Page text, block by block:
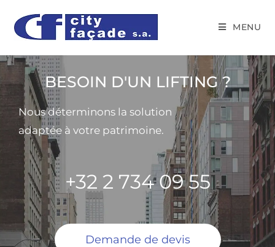
MENU
BESOIN D'UN LIFTING ?
Nous déterminons la solution
adaptée à votre patrimoine.
+32 2 734 09 55
Demande de devis